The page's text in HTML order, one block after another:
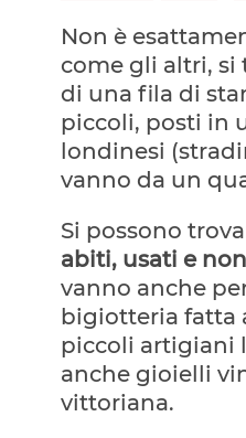
Non è
come gli altri,
di una fila di
piccoli, posti in
londinesi
vanno da un
Si possono
abiti, usati e non
vanno anche
bigiotteria fatta
piccoli artigiani
anche gioielli
vittoriana.